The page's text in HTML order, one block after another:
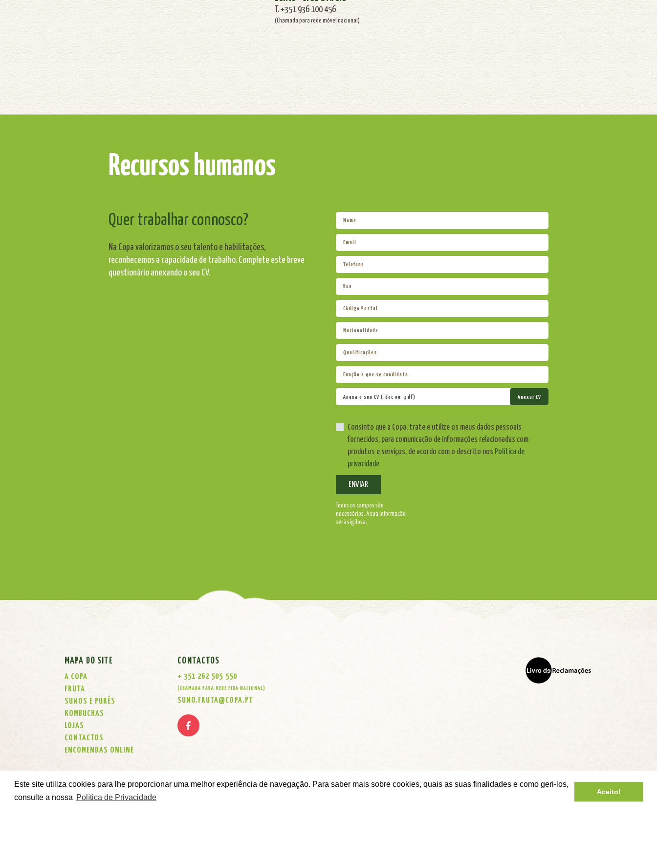
Este site utiliza cookies para lhe proporcionar uma melhor experiência de navegação. Para saber mais sobre cookies, quais as suas finalidades e como geri-los,
consulte a nossa Política de Privacidade
Aceito!
T. +351 936 100 456
(Chamada para rede móvel nacional)
Recursos humanos
Quer trabalhar connosco?
Na Copa valorizamos o seu talento e habilitações,
reconhecemos a capacidade de trabalho. Complete este breve
questionário anexando o seu CV.
Anexa o seu CV (.doc ou .pdf)
Consinto que a Copa, trate e utilize os meus dados pessoais
fornecidos, para comunicação de informações relacionadas com
produtos e serviços, de acordo com o descrito nos Política de
privacidade
ENVIAR
Todos os campos são
necessários. A sua informação
será sigilosa.
MAPA DO SITE
A COPA
FRUTA
SUMOS E PURÉS
KOMBUCHAS
LOJAS
CONTACTOS
ENCOMENDAS ONLINE
CONTACTOS
+ 351 262 505 550
(CHAMADA PARA REDE FIXA NACIONAL)
SUMO.FRUTA@COPA.PT
Developed by Agência Criativa